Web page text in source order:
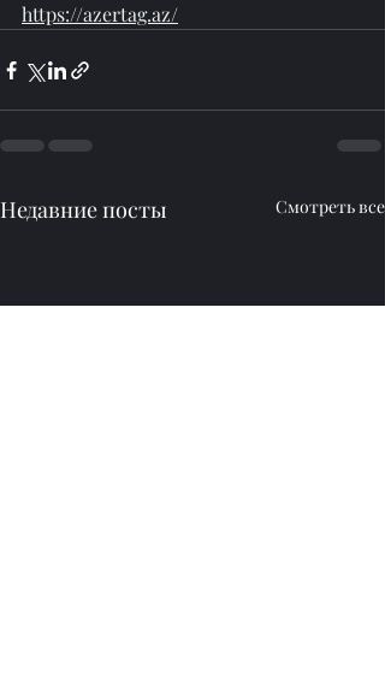
https://azertag.az/
Недавние посты Смотреть все